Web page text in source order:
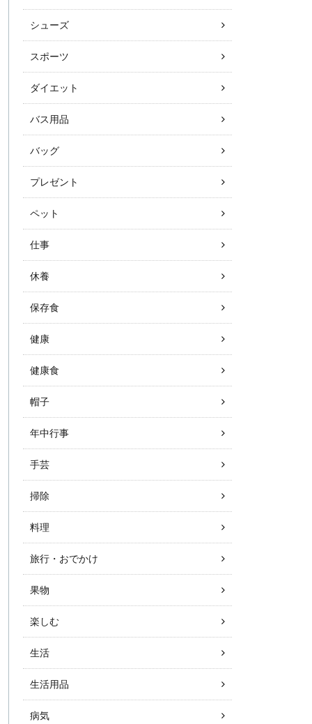
シューズ
スポーツ
ダイエット
バス用品
バッグ
プレゼント
ペット
仕事
休養
保存食
健康
健康食
帽子
年中行事
手芸
掃除
料理
旅行・おでかけ
果物
楽しむ
生活
生活用品
病気